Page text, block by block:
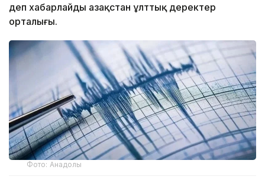
деп хабарлайды Қазақстан ұлттық деректер
орталығы.
Фото: Анадолы